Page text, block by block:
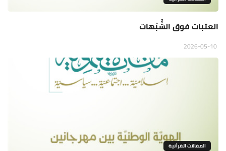
العتبات فوق الشَّبْهات
المقالات القراَنية